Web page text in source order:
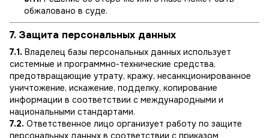
обжаловано в суде.
7. Защита персональных данных
7.1. Владелец базы персональных данных использует
системные и программно-технические средства,
предотвращающие утрату, кражу, несанкционированное
уничтожение, искажение, подделку, копирование
информации в соответствии с международными и
национальными стандартами.
7.2. Ответственное лицо организует работу по защите